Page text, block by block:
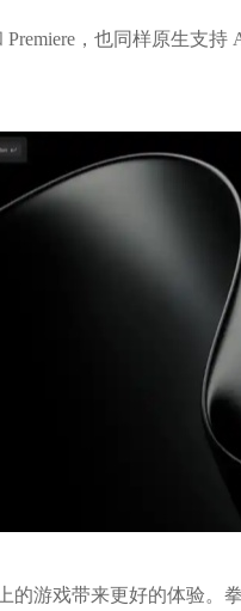
，也同样原生支持
游戏带来更好的体验。